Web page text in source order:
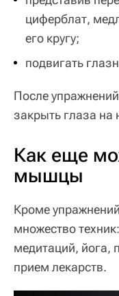
циферблат,
его кругу;
подвигать
После
закрыть глаза на
Как еще
мышцы
Кроме
множество
медитаций, йога,
прием лекарств.